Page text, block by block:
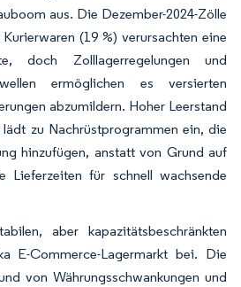
aus. Die Dezember-2024-Zölle
(19 %) verursachten eine
doch Zolllagerregelungen und
ermöglichen es versierten
abzumildern. Hoher Leerstand
lädt zu Nachrüstprogrammen ein, die
hinzufügen, anstatt von Grund auf
Lieferzeiten für schnell wachsende
aber kapazitätsbeschränkten
E-Commerce-Lagermarkt bei. Die
von Währungsschwankungen und